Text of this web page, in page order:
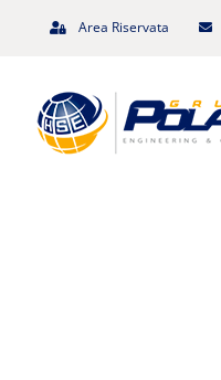
contenuto
Area Riservata